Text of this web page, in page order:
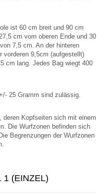
ist 60 cm breit und 90 cm
cm vom oberen Ende und 30
7,5 cm. An der hinteren
vorderen 9,5cm (aufgestellt)
cm lang. Jedes Bag wiegt 400
25 Gramm sind zulässig.
Kopfseiten sich mit einem
Die Wurfzonen befinden sich
Begrenzungen der Wurfzonen
1 (EINZEL)